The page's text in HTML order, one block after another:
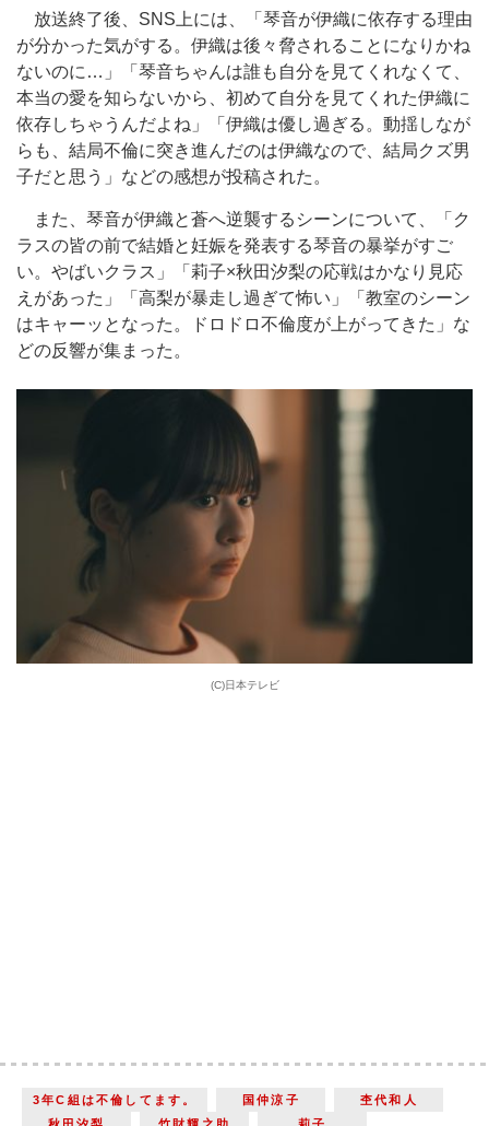
放送終了後、SNS上には、「琴音が伊織に依存する理由
が分かった気がする。伊織は後々脅されることになりかね
ないのに…」「琴音ちゃんは誰も自分を見てくれなくて、
本当の愛を知らないから、初めて自分を見てくれた伊織に
依存しちゃうんだよね」「伊織は優し過ぎる。動揺しなが
らも、結局不倫に突き進んだのは伊織なので、結局クズ男
子だと思う」などの感想が投稿された。
また、琴音が伊織と蒼へ逆襲するシーンについて、「ク
ラスの皆の前で結婚と妊娠を発表する琴音の暴挙がすご
い。やばいクラス」「莉子×秋田汐梨の応戦はかなり見応
えがあった」「高梨が暴走し過ぎて怖い」「教室のシーン
はキャーッとなった。ドロドロ不倫度が上がってきた」な
どの反響が集まった。
(C)日本テレビ
3年C組は不倫してます。 国仲涼子
杢代和人